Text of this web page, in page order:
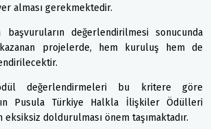
alması gerekmektedir.
değerlendirilmesi sonucunda
projelerde, hem kuruluş hem de
değerlendirmeleri bu kritere göre
Pusula Türkiye Halkla İlişkiler Ödülleri
eksiksiz doldurulması önem taşımaktadır.